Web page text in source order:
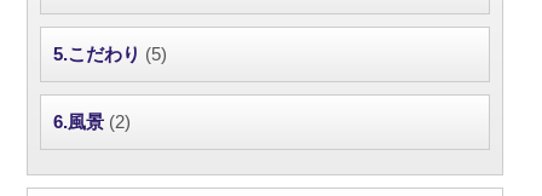
5.こだわり (5)
6.風景 (2)